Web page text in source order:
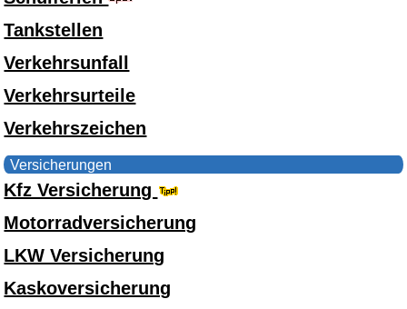
Tankstellen
Verkehrsunfall
Verkehrsurteile
Verkehrszeichen
Versicherungen
Kfz Versicherung
Motorradversicherung
LKW Versicherung
Kaskoversicherung